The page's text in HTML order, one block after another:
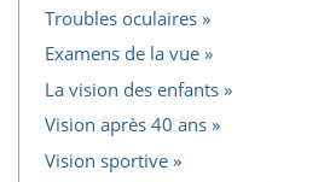
Troubles oculaires
Examens de la vue
La vision des enfants
Vision après 40 ans
Vision sportive